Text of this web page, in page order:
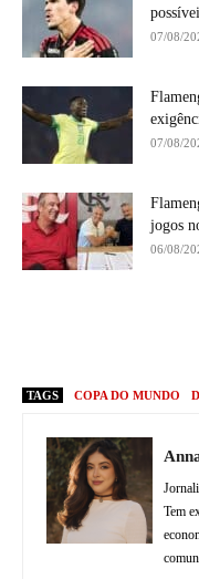
07/08/
07/08/
jogos
06/08/
TAGS COPA DO MUNDO
Tem